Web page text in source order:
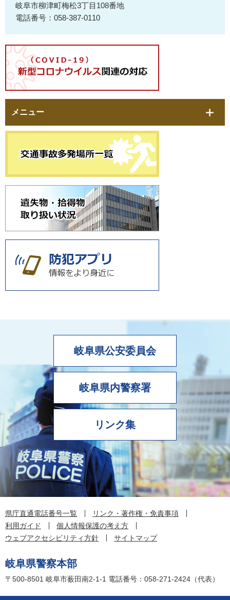
岐阜市柳津町梅松3丁目108番地
電話番号：058-387-0110
メニュー
岐阜県公安委員会
岐阜県内警察署
リンク集
県庁直通電話番号一覧
リンク・著作権・免責事項
利用ガイド
個人情報保護の考え方
ウェブアクセシビリティ方針
サイトマップ
岐阜県警察本部
〒500-8501 岐阜市薮田南2-1-1 電話番号：058-271-2424（代表）